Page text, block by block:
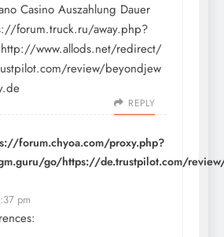
Casino Auszahlung Dauer
forum.truck.ru/away.php?
www.allods.net/redirect/
review/beyondjew
REPLY
forum.chyoa.com/proxy.php?
go/https://de.trustpilot.com/
pm